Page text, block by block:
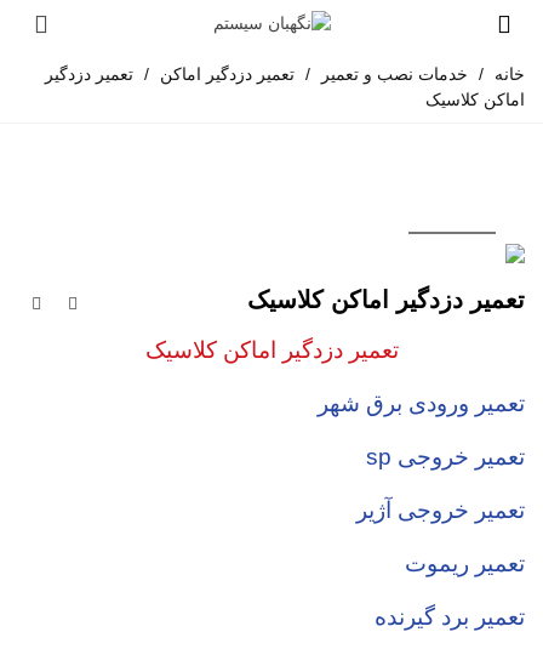
خانه / خدمات نصب و تعمیر / تعمیر دزدگیر اماکن / تعمیر دزدگیر
اماکن کلاسیک
تعمیر دزدگیر اماکن کلاسیک
تعمیر دزدگیر اماکن کلاسیک
تعمیر ورودی برق شهر
تعمیر خروجی sp
تعمیر خروجی آژیر
تعمیر ریموت
تعمیر برد گیرنده